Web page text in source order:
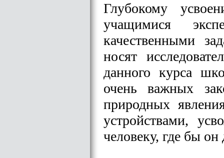
Глубокому
учащимися
качественными
носят
данного курса
очень важных
природных
устройствами,
человеку, где бы